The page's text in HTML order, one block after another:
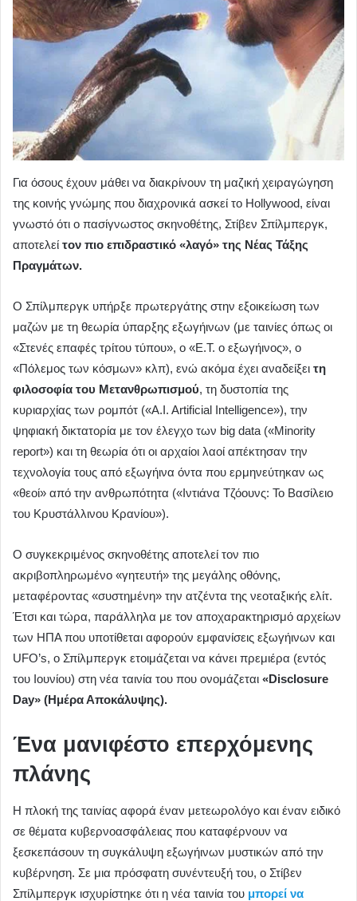
Για όσους έχουν μάθει να διακρίνουν τη μαζική χειραγώγηση
της κοινής γνώμης που διαχρονικά ασκεί το Hollywood, είναι
γνωστό ότι ο πασίγνωστος σκηνοθέτης, Στίβεν Σπίλμπεργκ,
αποτελεί τον πιο επιδραστικό «λαγό» της Νέας Τάξης
Πραγμάτων.
Ο Σπίλμπεργκ υπήρξε πρωτεργάτης στην εξοικείωση των
μαζών με τη θεωρία ύπαρξης εξωγήινων (με ταινίες όπως οι
«Στενές επαφές τρίτου τύπου», ο «Ε.Τ. ο εξωγήινος», ο
«Πόλεμος των κόσμων» κλπ), ενώ ακόμα έχει αναδείξει τη
φιλοσοφία του Μετανθρωπισμού, τη δυστοπία της
κυριαρχίας των ρομπότ («A.I. Artificial Intelligence»), την
ψηφιακή δικτατορία με τον έλεγχο των big data («Minority
report») και τη θεωρία ότι οι αρχαίοι λαοί απέκτησαν την
τεχνολογία τους από εξωγήινα όντα που ερμηνεύτηκαν ως
«θεοί» από την ανθρωπότητα («Ιντιάνα Τζόουνς: Το Βασίλειο
του Κρυστάλλινου Κρανίου»).
Ο συγκεκριμένος σκηνοθέτης αποτελεί τον πιο
ακριβοπληρωμένο «γητευτή» της μεγάλης οθόνης,
μεταφέροντας «συστημένη» την ατζέντα της νεοταξικής ελίτ.
Έτσι και τώρα, παράλληλα με τον αποχαρακτηρισμό αρχείων
των ΗΠΑ που υποτίθεται αφορούν εμφανίσεις εξωγήινων και
UFO’s, o Σπίλμπεργκ ετοιμάζεται να κάνει πρεμιέρα (εντός
του Ιουνίου) στη νέα ταινία του που ονομάζεται «Disclosure
Day» (Ημέρα Αποκάλυψης).
Ένα μανιφέστο επερχόμενης
πλάνης
Η πλοκή της ταινίας αφορά έναν μετεωρολόγο και έναν ειδικό
σε θέματα κυβερνοασφάλειας που καταφέρνουν να
ξεσκεπάσουν τη συγκάλυψη εξωγήινων μυστικών από την
κυβέρνηση. Σε μια πρόσφατη συνέντευξή του, ο Στίβεν
Σπίλμπεργκ ισχυρίστηκε ότι η νέα ταινία του μπορεί να